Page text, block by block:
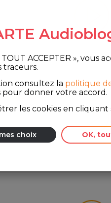
de
ACCEPTER », vous
traceurs.
consultez la politique
pour donner votre accord.
les cookies en
choix OK,